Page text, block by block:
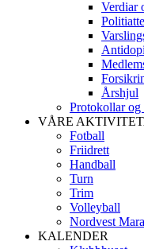
Verdiar
Årshjul
Protokollar og
VÅRE
Fotball
Friidrett
Handball
Turn
Trim
Volleyball
Nordvest
KALENDER